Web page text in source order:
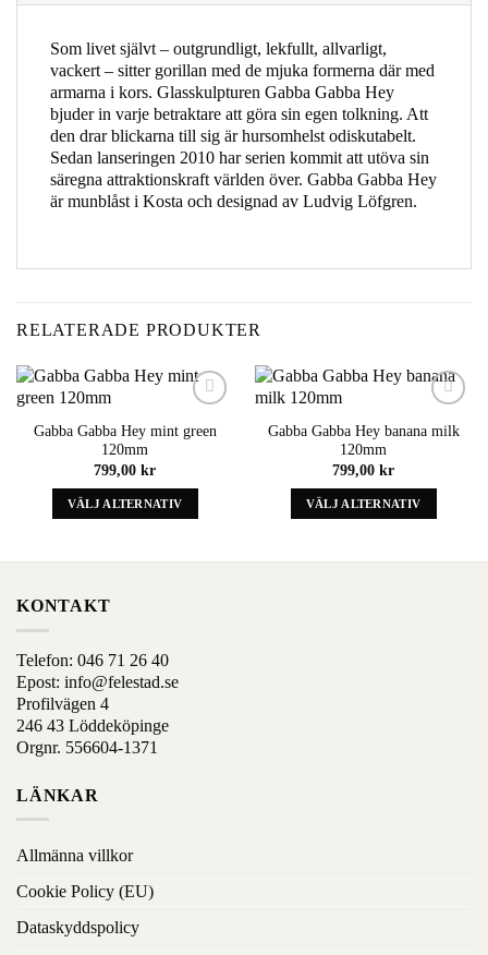
Som livet självt – outgrundligt, lekfullt, allvarligt,
vackert – sitter gorillan med de mjuka formerna där med
armarna i kors. Glasskulpturen Gabba Gabba Hey
bjuder in varje betraktare att göra sin egen tolkning. Att
den drar blickarna till sig är hursomhelst odiskutabelt.
Sedan lanseringen 2010 har serien kommit att utöva sin
säregna attraktionskraft världen över. Gabba Gabba Hey
är munblåst i Kosta och designad av Ludvig Löfgren.
RELATERADE PRODUKTER
wishlist
Gabba Gabba Hey mint green
120mm
799,00 kr
VÄLJ ALTERNATIV
väljas
på
sida
wishlist
Gabba Gabba Hey banana milk
120mm
799,00 kr
VÄLJ ALTERNATIV
KONTAKT
Telefon: 046 71 26 40
Epost: info@felestad.se
Profilvägen 4
246 43 Löddeköpinge
Orgnr. 556604-1371
LÄNKAR
Allmänna villkor
Cookie Policy (EU)
Dataskyddspolicy